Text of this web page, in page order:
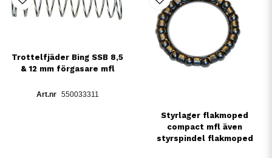
Trottelfjäder Bing SSB 8,5
& 12 mm förgasare mfl
550033311
Styrlager flakmoped
compact mfl även
styrspindel flakmoped